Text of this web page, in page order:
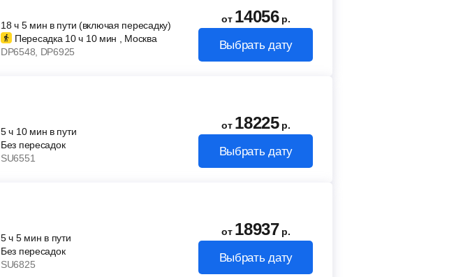
18ч5 мин в пути (включая пересадку)
Пересадка 10ч 10 мин , Москва
DP6548 , DP6925
от 14056 р.
Выбрать дату
5ч 10 мин в пути
Без пересадок
SU6551
от 18225 р.
Выбрать дату
5ч 5 мин в пути
Без пересадок
SU6825
от 18937 р.
Выбрать дату